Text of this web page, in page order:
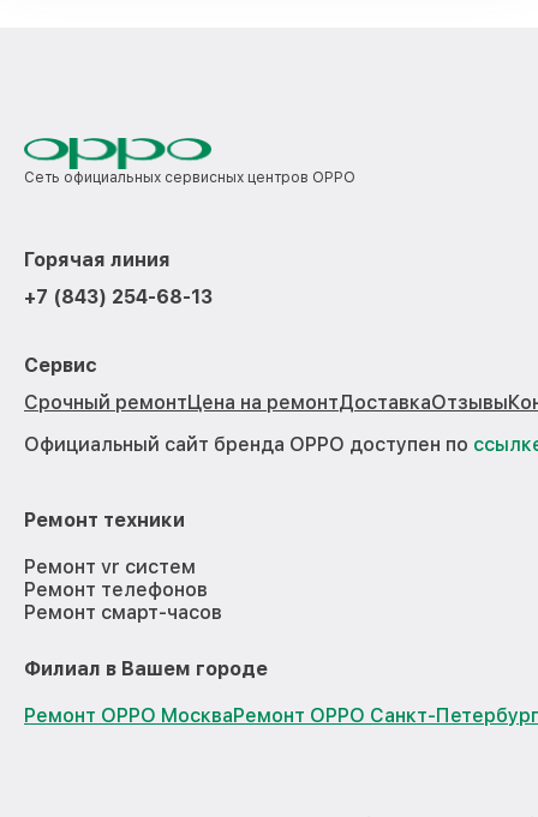
Сеть официальных сервисных центров OPPO
Горячая линия
+7 (843) 254-68-13
Сервис
Срочный ремонтЦена на ремонтДоставкаОтзывы
Официальный сайт бренда OPPO доступен по
Ремонт техники
Ремонт vr систем
Ремонт телефонов
Ремонт смарт-часов
Филиал в Вашем городе
Ремонт OPPO МоскваРемонт OPPO Санкт-Петербург